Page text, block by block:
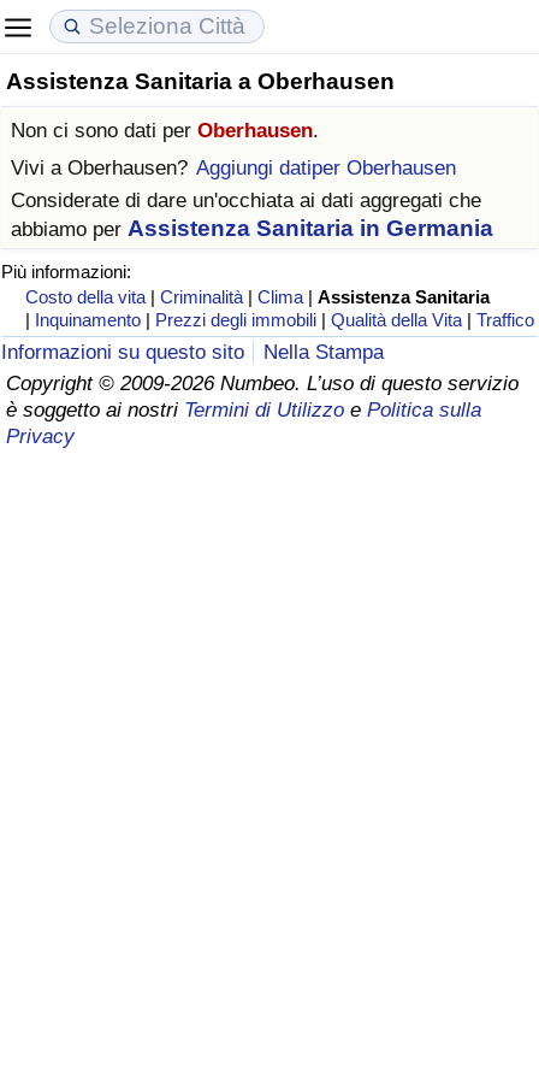
Assistenza Sanitaria a Oberhausen
Non ci sono dati per Oberhausen.
Vivi a Oberhausen? Aggiungi datiper Oberhausen
Considerate di dare un'occhiata ai dati aggregati che
abbiamo per Assistenza Sanitaria in Germania
Più informazioni:
Costo della vita |Criminalità |Clima |Assistenza Sanitaria
| Inquinamento | Prezzi degli immobili |Qualità della Vita |Traffico
Informazioni su questo sito
Nella Stampa
Copyright © 2009-2026 Numbeo. L’uso di questo servizio
è soggetto ai nostri Termini di Utilizzo e Politica sulla
Privacy
Costo della vita
Indice Del Costo Della Vita
Indice del Costo della Vita per Nazione
ad Aqaba
Prezzi degli immobili
Indice del Prezzo delle Case
Indice del Prezzo delle Case per Nazione
Qualità della Vita
Indice della Qualità della Vita (Corrente)
Indice della qualità della vita per Paese
Criminalità
Indice del Tasso di Criminalità (Corrente)